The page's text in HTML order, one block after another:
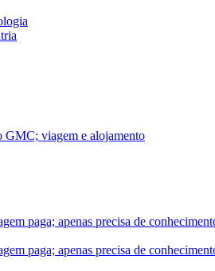
GMC; viagem e alojamento
paga; apenas precisa de
paga; apenas precisa de